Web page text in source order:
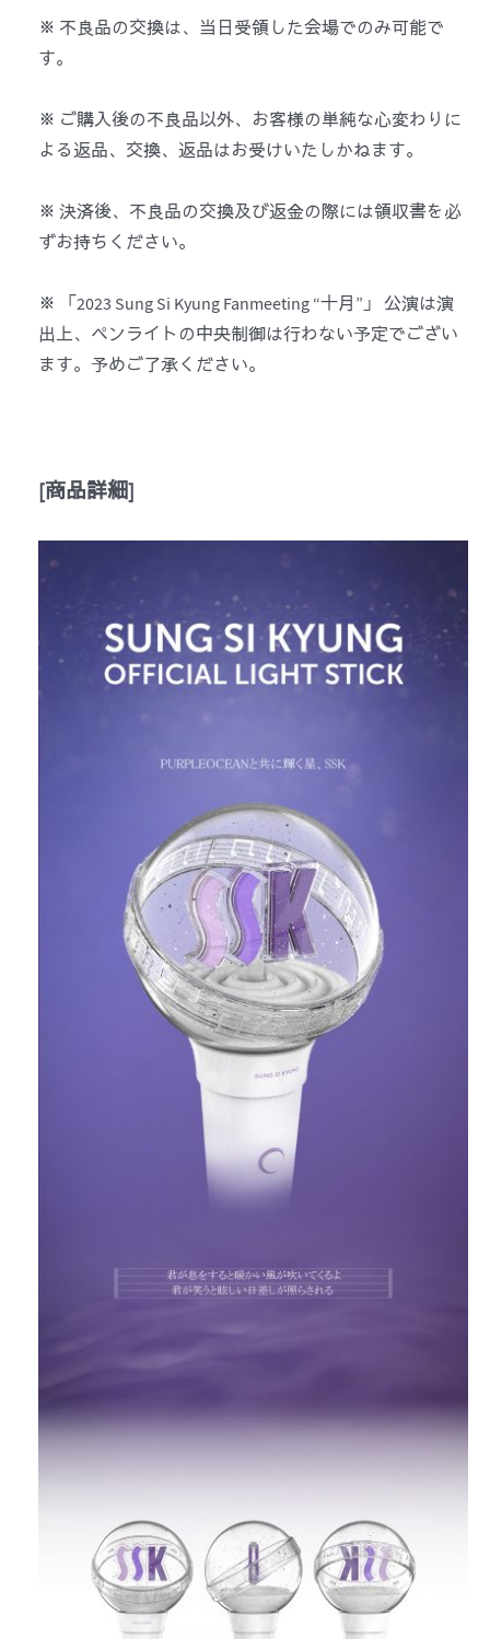
※ 不良品の交換は、当日受領した会場でのみ可能で
す。
※ ご購入後の不良品以外、お客様の単純な心変わりに
よる返品、交換、返品はお受けいたしかねます。
※ 決済後、不良品の交換及び返金の際には領収書を必
ずお持ちください。
※ 「2023 Sung Si Kyung Fanmeeting “十月”」 公演は演
出上、ペンライトの中央制御は行わない予定でござい
ます。予めご了承ください。
[商品詳細]